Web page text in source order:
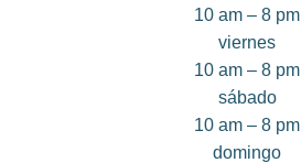
10 am – 8 pm
viernes
10 am – 8 pm
sábado
10 am – 8 pm
domingo